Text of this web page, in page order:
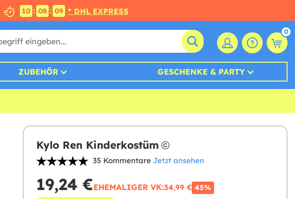
10 : 08 : 08 * DHL EXPRESS
0
ZUBEHÖR GESCHENKE & PARTY
Kylo Ren Kinderkostüm
35 Kommentare Jetzt ansehen
19,24 €EHEMALIGER VK:34,99 € 45%